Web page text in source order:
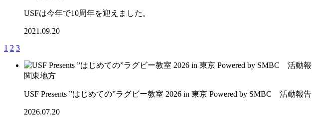
USFは今年で10周年を迎えました。
2021.09.20
1 2 3
関東地方
USF Presents ”はじめての”ラグビー教室 2026 in 東京 Powered by SMBC 活動報告
2026.07.20